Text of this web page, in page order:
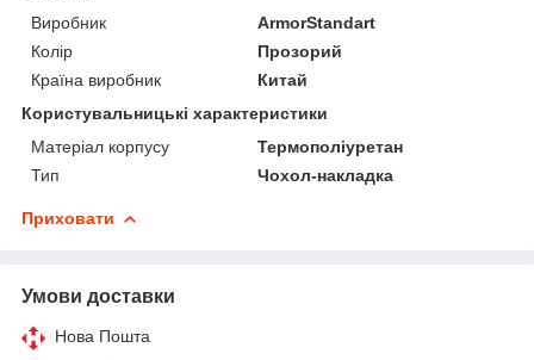
Виробник
ArmorStandart
Колір
Прозорий
Країна виробник
Китай
Користувальницькі характеристики
Матеріал корпусу
Термополіуретан
Тип
Чохол-накладка
Приховати
Умови доставки
Нова Пошта